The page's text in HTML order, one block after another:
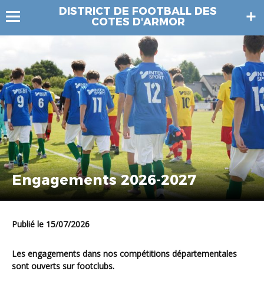
DISTRICT DE FOOTBALL DES
COTES D'ARMOR
Engagements 2026-2027
Publié le 15/07/2026
Les engagements dans nos compétitions départementales
sont ouverts sur footclubs.